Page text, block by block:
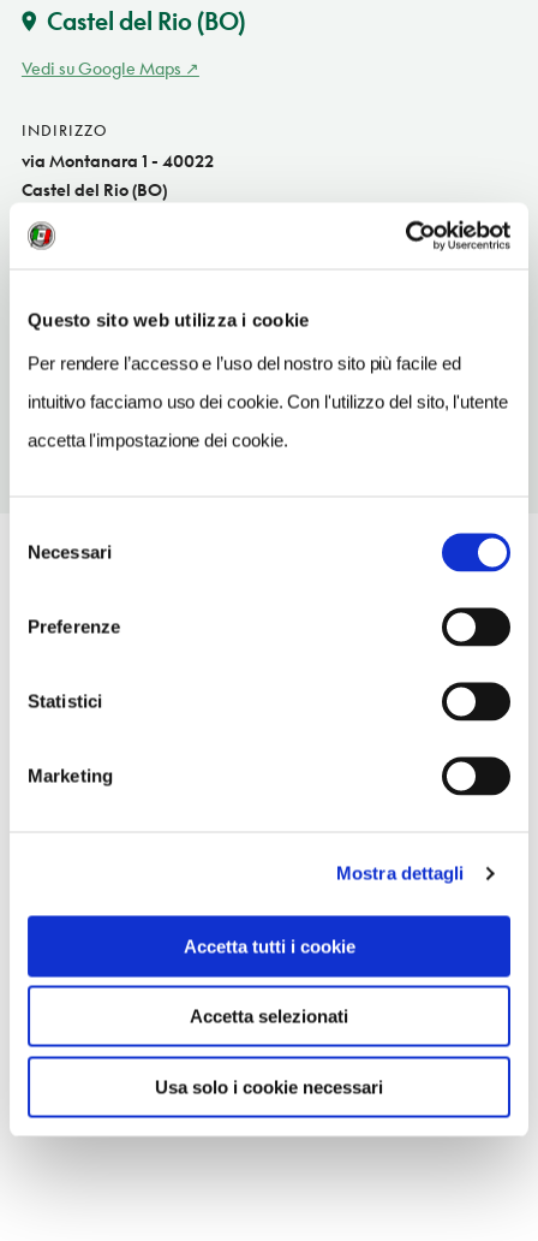
Questo sito web utilizza i cookie
Per rendere l’accesso e l’uso del nostro sito più facile ed
intuitivo facciamo uso dei cookie. Con l'utilizzo del sito, l'utente
accetta l'impostazione dei cookie.
delNecessari
Preferenze
Statistici
Marketing
Mostra dettagli
Accetta tutti i cookie
Accetta selezionati
Usa solo i cookie necessari
Castel del Rio(BO)
Vedi su Google Maps
INDIRIZZO
via Montanara 1 - 40022
Castel del Rio (BO)
Emilia-Romagna
054295906